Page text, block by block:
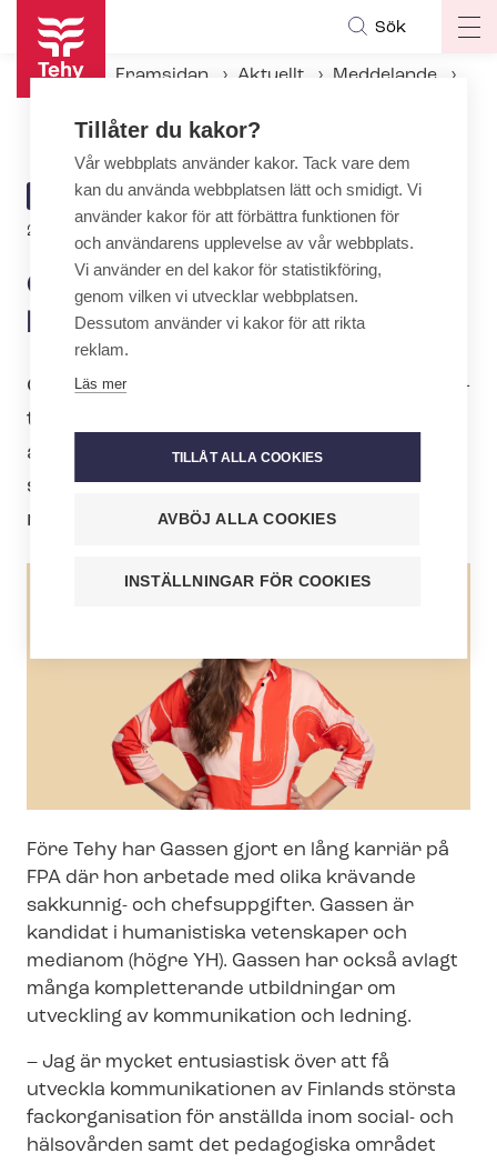
Hoppa
huvudinnehåll
Sök
Framsidan Aktuellt
Meddelande
ARTICLE
CATEGORY
MEDDELANDE
24.9.2024 | 9:54
Olga Gassen vald till Tehys
kom­mu­ni­ka­tions­chef
Olga Gassen har börjat som kom­mu­ni­ka­
tions­chef för fack­or­ga­ni­sa­tio­nen för
anställda inom social- och hälsovården
samt det pedagogiska området Tehy i
mitten av september.
Före Tehy har Gassen gjort en lång karriär på
FPA där hon arbetade med olika krävande
sakkunnig- och chefsuppgifter. Gassen är
kandidat i humanistiska vetenskaper och
medianom (högre YH). Gassen har också avlagt
många kompletterande utbildningar om
utveckling av kommunikation och ledning.
– Jag är mycket entusiastisk över att få
utveckla kommunikationen av Finlands största
fackorganisation för anställda inom social- och
hälsovården samt det pedagogiska området
Tillåter du kakor?
Vår webbplats använder kakor. Tack vare dem
kan du använda webbplatsen lätt och smidigt. Vi
använder kakor för att förbättra funktionen för
och användarens upplevelse av vår webbplats.
Vi använder en del kakor för statistikföring,
genom vilken vi utvecklar webbplatsen.
Dessutom använder vi kakor för att rikta
reklam.
Läs mer
TILLÅT ALLA COOKIES
AVBÖJ ALLA COOKIES
INSTÄLLNINGAR FÖR COOKIES